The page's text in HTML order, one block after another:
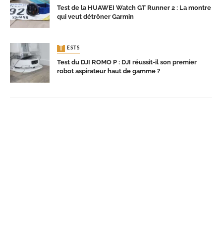
Test de la HUAWEI Watch GT Runner 2 : La montre
qui veut détrôner Garmin
TESTS
Test du DJI ROMO P : DJI réussit-il son premier
robot aspirateur haut de gamme ?